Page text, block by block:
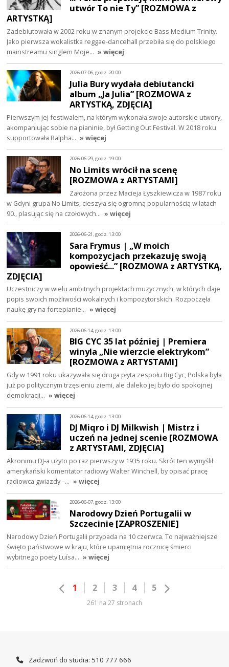
utwór To nie Ty” [ROZMOWA z
ARTYSTKĄ]
Zadebiutowała w 2002 roku w znanym projekcie Bass Medium Trinity.
Jako pierwsza wokalistka reggae-dancehall przebiła się do polskiego
mainstreamu singlem Moje… » więcej
2026-07-06, godz. 20:00
Julia Bury wydała debiutancki
album „Ja Julia” [ROZMOWA z
ARTYSTKĄ, ZDJĘCIA]
Pierwszym jej festiwalem, na którym wykonała swoje autorskie utwory,
akompaniując sobie na pianinie, był Getting Out Festival. W 2018 roku
supportowała Ralpha… » więcej
2026-06-29, godz. 19:00
No Limits wrócił na scenę
[ROZMOWA z ARTYSTAMI]
Założona przez Macieja Łyszkiewicza w 1987 roku
w Gdyni grupa No Limits, cieszyła się ogromną popularnością w latach
90., plasując się na czołowych… » więcej
2026-06-21, godz. 13:00
Sara Frymus | „W moich
kompozycjach przekazuję swoją
opowieść...” [ROZMOWA z ARTYSTKĄ,
ZDJĘCIA]
Uczestniczy w wielu ambitnych projektach muzycznych, w których daje
popis swoich możliwości wokalnych i kompozytorskich. Rozpoczęła
naukę gry na fortepianie… » więcej
2026-06-14, godz. 13:00
BIG CYC 35 lat później | Premiera
winyla „Nie wierzcie elektrykom”
[ROZMOWA z ARTYSTAMI]
Gdy w 1991 roku ukazywała się druga płyta zespołu Big Cyc, Polska była
już po politycznym trzęsieniu ziemi, ale daleko jej było do spokojnej
demokracji… » więcej
2026-06-14, godz. 13:00
DJ Miqro i DJ Milkwish | Mistrz i
uczeń na jednej scenie [ROZMOWA
z ARTYSTAMI, ZDJĘCIA]
Akronimu DJ-a użyto po raz pierwszy w 1935 roku. Skrót ten wymyślił
amerykański komentator radiowy Walter Winchell, by opisać pracę
radiowca gwiazdy –… » więcej
2026-06-07, godz. 13:00
Narodowy Dzień Portugalii w
Szczecinie [ZAPROSZENIE]
Narodowy Dzień Portugalii przypada na 10 czerwca. To najważniejsze
święto państwowe w kraju, które upamiętnia rocznicę śmierci
wybitnego poety Luísa… » więcej
1 2 3 4 5
261 na 27 stronach
Zadzwoń do studia: 510 777 666